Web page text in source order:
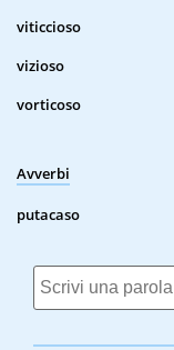
viticcioso
vizioso
vorticoso
Avverbi
putacaso